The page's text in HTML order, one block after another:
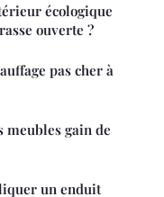
écologique
ouverte ?
pas cher à
meubles gain de
un enduit